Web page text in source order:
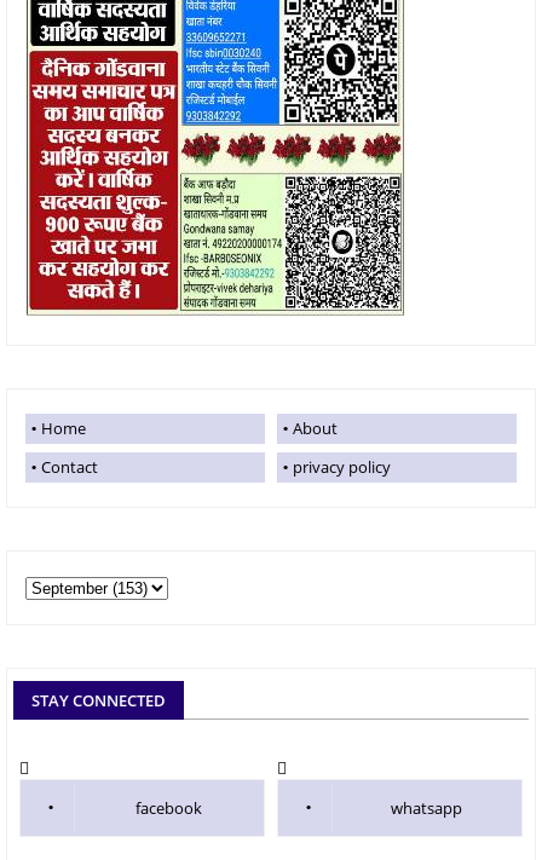
Home
About
Contact
privacy policy
STAY CONNECTED
facebook whatsapp